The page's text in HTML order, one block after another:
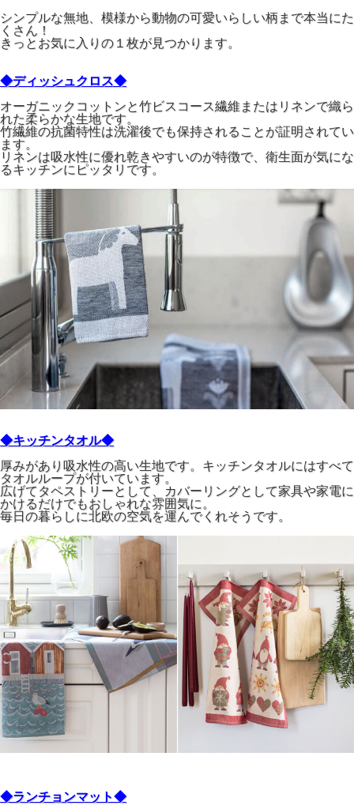
シンプルな無地、模様から動物の可愛いらしい柄まで本当にた
くさん！
きっとお気に入りの１枚が見つかります。
◆ディッシュクロス◆
オーガニックコットンと竹ビスコース繊維またはリネンで織ら
れた柔らかな生地です。
竹繊維の抗菌特性は洗濯後でも保持されることが証明されてい
ます。
リネンは吸水性に優れ乾きやすいのが特徴で、衛生面が気にな
るキッチンにピッタリです。
◆キッチンタオル◆
厚みがあり吸水性の高い生地です。キッチンタオルにはすべて
タオルループが付いています。
広げてタペストリーとして、カバーリングとして家具や家電に
かけるだけでもおしゃれな雰囲気に。
毎日の暮らしに北欧の空気を運んでくれそうです。
◆ランチョンマット◆